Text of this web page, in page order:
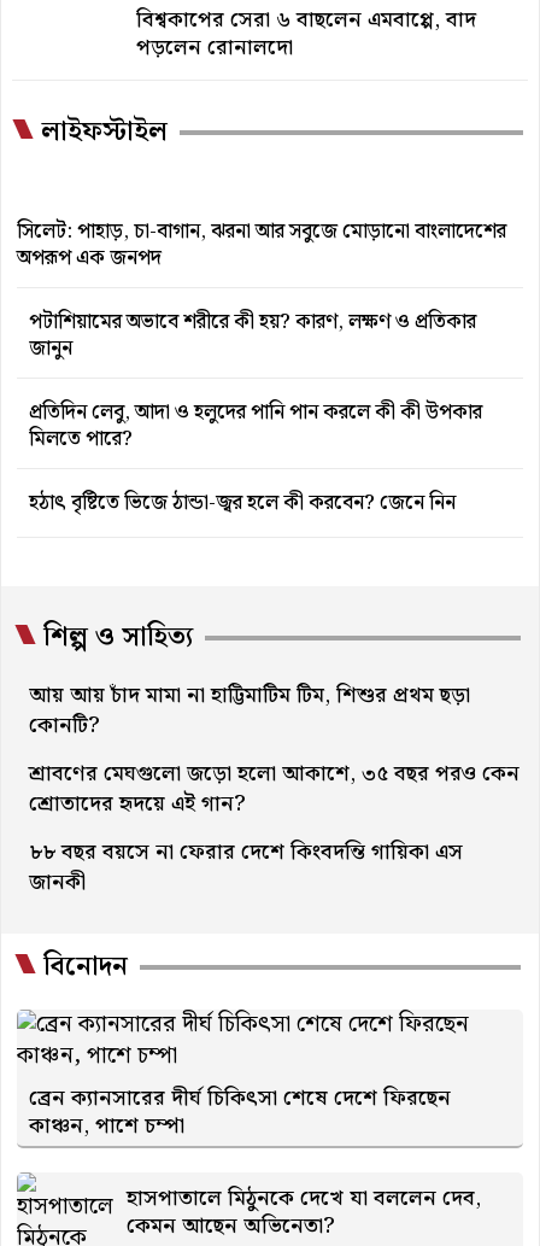
বিশ্বকাপের সেরা ৬ বাছলেন এমবাপ্পে, বাদ
পড়লেন রোনালদো
লাইফস্টাইল
সিলেট: পাহাড়, চা-বাগান, ঝরনা আর সবুজে মোড়ানো বাংলাদেশের
অপরূপ এক জনপদ
পটাশিয়ামের অভাবে শরীরে কী হয়? কারণ, লক্ষণ ও প্রতিকার
জানুন
প্রতিদিন লেবু, আদা ও হলুদের পানি পান করলে কী কী উপকার
মিলতে পারে?
হঠাৎ বৃষ্টিতে ভিজে ঠান্ডা-জ্বর হলে কী করবেন? জেনে নিন
শিল্প ও সাহিত্য
আয় আয় চাঁদ মামা না হাট্টিমাটিম টিম, শিশুর প্রথম ছড়া
কোনটি?
শ্রাবণের মেঘগুলো জড়ো হলো আকাশে, ৩৫ বছর পরও কেন
শ্রোতাদের হৃদয়ে এই গান?
৮৮ বছর বয়সে না ফেরার দেশে কিংবদন্তি গায়িকা এস
জানকী
বিনোদন
ব্রেন ক্যানসারের দীর্ঘ চিকিৎসা শেষে দেশে ফিরছেন
কাঞ্চন, পাশে চম্পা
হাসপাতালে মিঠুনকে দেখে যা বললেন দেব,
কেমন আছেন অভিনেতা?